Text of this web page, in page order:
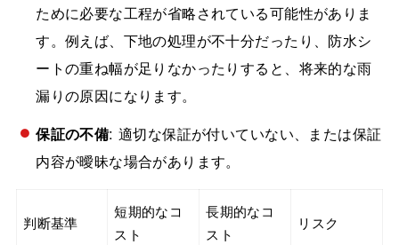
ために必要な工程が省略されている可能性がありま
す。例えば、下地の処理が不十分だったり、防水シ
ートの重ね幅が足りなかったりすると、将来的な雨
漏りの原因になります。
保証の不備: 適切な保証が付いていない、または保証
内容が曖昧な場合があります。
判断基準
短期的なコ
スト
長期的なコ
スト
リスク